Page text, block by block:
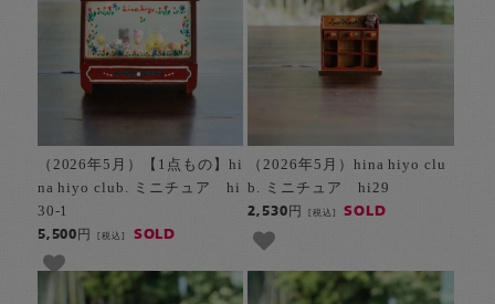
（2026年5月）【1点もの】hi
na hiyo club. ミニチュア hi
30-1
5,500円[税込] SOLD
（2026年5月）hina hiyo clu
b. ミニチュア hi29
2,530円 [税込] SOLD